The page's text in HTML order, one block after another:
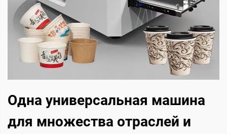
Одна универсальная машина
для множества отраслей и